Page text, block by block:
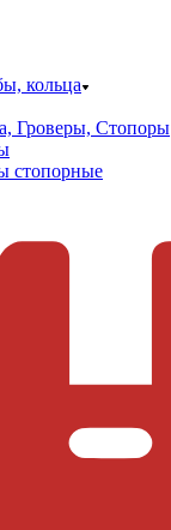
кольца
Гроверы, Стопоры
стопорные